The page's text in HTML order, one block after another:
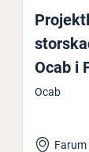
Ocab i
Ocab
Farum